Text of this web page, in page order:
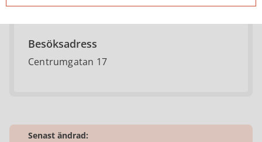
Besöksadress
Centrumgatan 17
Senast ändrad: